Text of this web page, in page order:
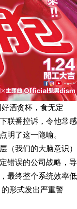
酒贪杯，食无定
联番控诉，令他常感
明了这一隐喻。
（我们的大脑意识）
错误的公司战略，导
最终整个系统效率低
形式发出严重警